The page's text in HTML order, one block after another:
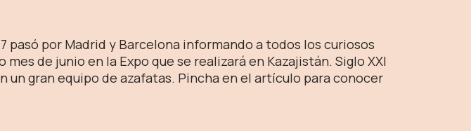
pasó por Madrid y Barcelona informando a todos los curiosos
de junio en la Expo que se realizará en Kazajistán. Siglo XXI
un gran equipo de azafatas. Pincha en el artículo para conocer